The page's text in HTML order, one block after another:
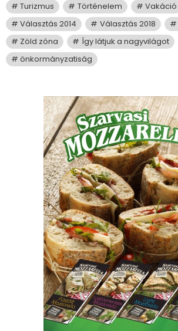
Turizmus
Történelem Vakáció
Választás 2014
Választás 2018
Zöld zóna
Így látjuk a nagyvilágot
önkormányzatiság